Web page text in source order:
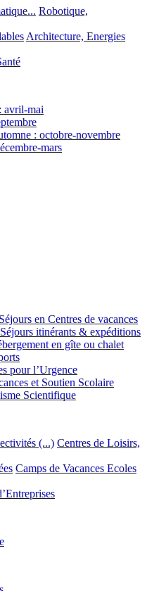
Robotique,
Architecture, Energies
avril-mai
: octobre-novembre
mars
Séjours en Centres de vacances
Séjours itinérants & expéditions
en gîte ou chalet
pour l’Urgence
et Soutien Scolaire
Scientifique
(...) Centres de Loisirs,
Camps de Vacances Ecoles